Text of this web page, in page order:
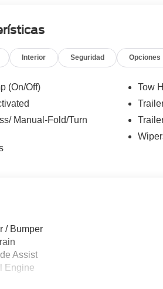
Interior Seguridad Opciones
(On/Off)
Manual-Fold/Turn
Tow
/ Bumper
Assist
Engine